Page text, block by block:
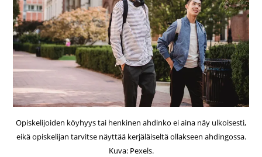
Opiskelijoiden köyhyys tai henkinen ahdinko ei aina näy ulkoisesti,
eikä opiskelijan tarvitse näyttää kerjäläiseltä ollakseen ahdingossa.
Kuva: Pexels.